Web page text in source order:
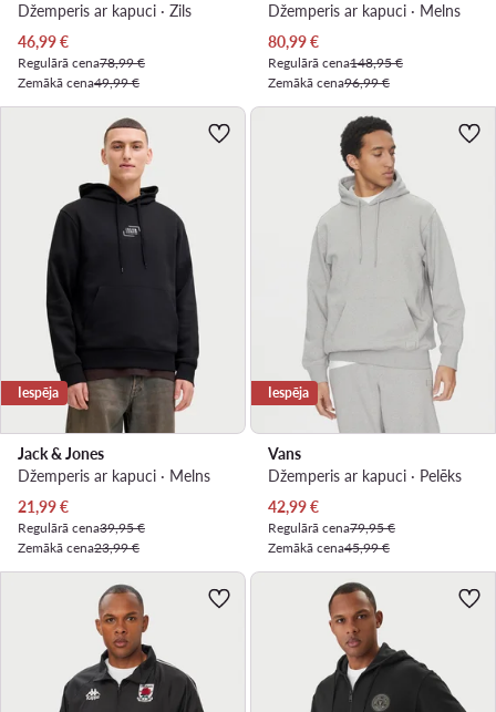
Džemperis ar kapuci · Zils
Pašreizējā cena
46,99€
Regulārā cena78,99 €
Zemākā cena49,99 €
Džemperis ar kapuci · Melns
Pašreizējā cena
80,99€
Regulārā cena148,95 €
Zemākā cena96,99 €
Iespēja
Jack & Jones
Džemperis ar kapuci · Melns
Pašreizējā cena
21,99€
Regulārā cena39,95 €
Zemākā cena23,99 €
Iespēja
Vans
Džemperis ar kapuci · Pelēks
Pašreizējā cena
42,99€
Regulārā cena79,95 €
Zemākā cena45,99 €